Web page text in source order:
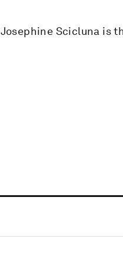
Josephine Scicluna is